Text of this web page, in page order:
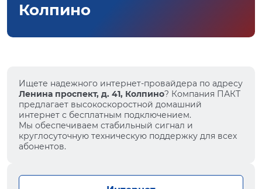
Колпино
Ищете надежного интернет-провайдера по адресу
Ленина проспект, д. 41, Колпино? Компания ПАКТ
предлагает высокоскоростной домашний
интернет с бесплатным подключением.
Мы обеспечиваем стабильный сигнал и
круглосуточную техническую поддержку для всех
абонентов.